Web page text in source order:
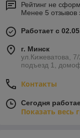
Рейтинг не
Менее 5 отзывов
Работает с
г. Минск
ул.Кижеватова,
подъезд 1,
Контакты
Сегодня
Показать весь